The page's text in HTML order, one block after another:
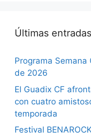
Últimas entradas
Programa Semana
de 2026
El Guadix CF
con cuatro
temporada
Festival